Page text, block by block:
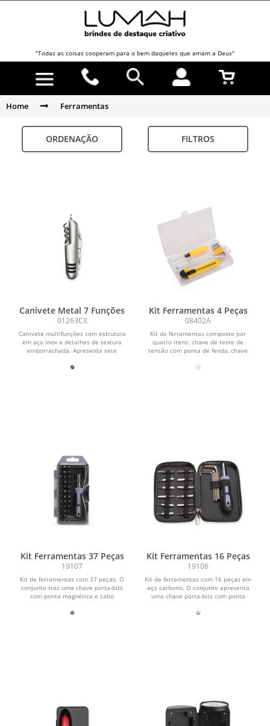
"Todas as coisas cooperam para o bem daqueles que amam a Deus"
Home Ferramentas
ORDENAÇÃO FILTROS
Canivete Metal 7 Funções
01263CX
Canivete multifunções com estrutura
em aço inox e detalhes de textura
emborrachada. Apresenta sete
Kit Ferramentas 4 Peças
08402A
Kit de ferramentas composto por
quatro itens: chave de teste de
tensão com ponta de fenda, chave
Kit Ferramentas 37 Peças
19107
Kit de ferramentas com 37 peças. O
conjunto traz uma chave porta-bits
com ponta magnética e cabo
Kit Ferramentas 16 Peças
19106
Kit de ferramentas com 16 peças em
aço carbono. O conjunto apresenta
uma chave porta-bits com ponta